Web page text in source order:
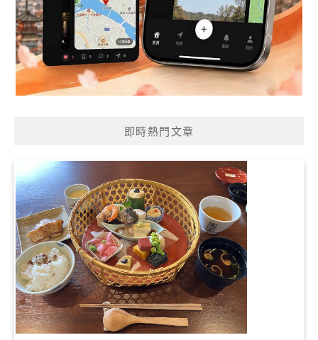
即時熱門文章